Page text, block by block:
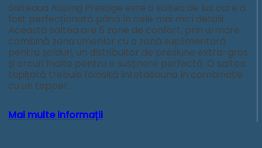
Salteaua Auping Prestige este o saltea de lux care a
fost perfecționată până în cele mai mici detalii.
Această saltea are 5 zone de confort, prin urmare
combină zona umerilor cu o zonă suplimentară
pentru șolduri, un distribuitor de presiune extra-gros
și arcuri înalte pentru o susținere perfectă. O saltea
tapițată trebuie folosită întotdeauna în combinație
cu un topper.
Mai multe informații